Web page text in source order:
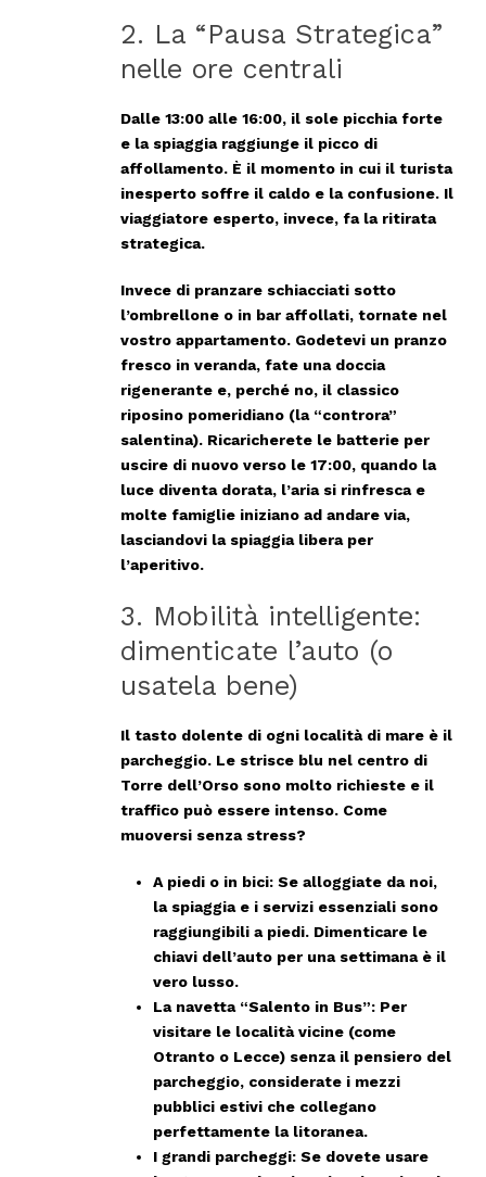
2. La “Pausa Strategica”
nelle ore centrali
Dalle 13:00 alle 16:00, il sole picchia forte
e la spiaggia raggiunge il picco di
affollamento. È il momento in cui il turista
inesperto soffre il caldo e la confusione. Il
viaggiatore esperto, invece, fa la ritirata
strategica.
Invece di pranzare schiacciati sotto
l’ombrellone o in bar affollati, tornate nel
vostro appartamento. Godetevi un pranzo
fresco in veranda, fate una doccia
rigenerante e, perché no, il classico
riposino pomeridiano (la “controra”
salentina). Ricaricherete le batterie per
uscire di nuovo verso le 17:00, quando la
luce diventa dorata, l’aria si rinfresca e
molte famiglie iniziano ad andare via,
lasciandovi la spiaggia libera per
l’aperitivo.
3. Mobilità intelligente:
dimenticate l’auto (o
usatela bene)
Il tasto dolente di ogni località di mare è il
parcheggio. Le strisce blu nel centro di
Torre dell’Orso sono molto richieste e il
traffico può essere intenso. Come
muoversi senza stress?
A piedi o in bici: Se alloggiate da noi,
la spiaggia e i servizi essenziali sono
raggiungibili a piedi. Dimenticare le
chiavi dell’auto per una settimana è il
vero lusso.
La navetta “Salento in Bus”: Per
visitare le località vicine (come
Otranto o Lecce) senza il pensiero del
parcheggio, considerate i mezzi
pubblici estivi che collegano
perfettamente la litoranea.
I grandi parcheggi: Se dovete usare